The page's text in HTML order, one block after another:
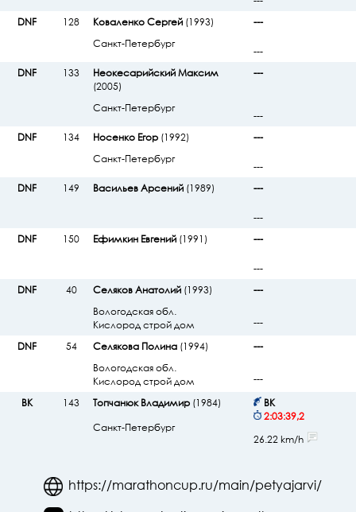
DNF
128 Коваленко Сергей(1993)
Санкт-Петербург
---
---
DNF
133
Неокесарийский Максим
(2005)
Санкт-Петербург
---
---
DNF
134 Носенко Егор(1992)
Санкт-Петербург
---
---
DNF
149 Васильев Арсений(1989) ---
---
DNF
150 Ефимкин Евгений(1991) ---
---
DNF
40 Селяков Анатолий(1993)
Вологодская обл.
Кислород строй дом
---
---
DNF
54 Селякова Полина(1994)
Вологодская обл.
Кислород строй дом
---
---
ВК
143 Топчанюк Владимир(1984)
Санкт-Петербург
ВК
2:03:39,2
26.22 km/h
https://marathoncup.ru/main/petyajarvi/